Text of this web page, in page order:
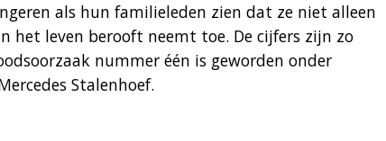
als hun familieleden zien dat ze niet alleen
het leven berooft neemt toe. De cijfers zijn zo
nummer één is geworden onder
Stalenhoef.